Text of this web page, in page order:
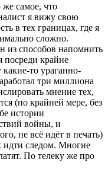
самое, что
я вижу свою
в тех границах, где я
сложно.
из способов напомнить
посреди крайне
то ураганно-
три миллиона
мнение тех,
(по крайней мере, без
истории
войны, и
не всё идёт в печать)
идти следом. Многие
По телеку же про